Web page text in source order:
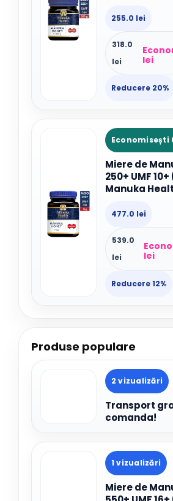
255.0 lei
318.0
lei
lei
Reducere 20%
Economisești
Miere de
250+ UMF 10+
Manuka
477.0 lei
539.0
lei
lei
Reducere 12%
Produse populare
2 vizualizări
Transport
comanda!
1 vizualizări
Miere de